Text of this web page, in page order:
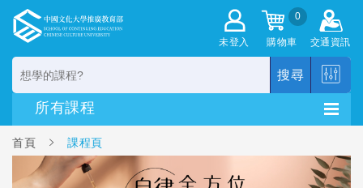
未登入
0
購物車 交通資訊
搜尋
首頁 課程頁